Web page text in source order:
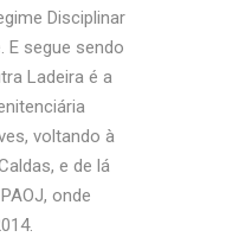
Disciplinar
E segue sendo
Ladeira é a
voltando à
e de lá
onde